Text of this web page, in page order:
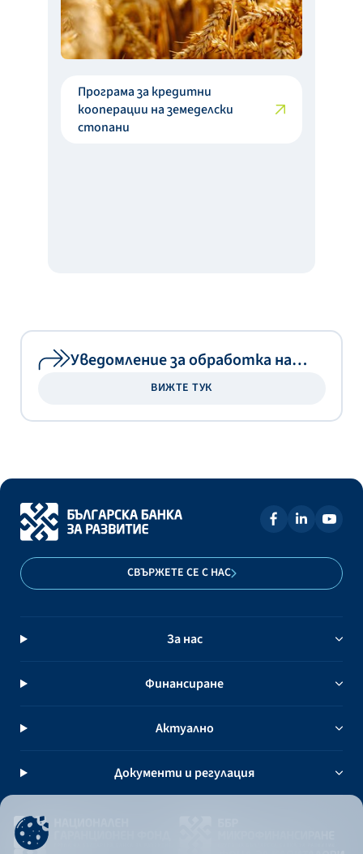
Програма за кредитни
кооперации на земеделски
стопани
Уведомление за обработка на
лични данниВИЖТЕ ТУК
СВЪРЖЕТЕ СЕ С НАС
За нас
Финансиране
Актуално
Документи и регулация